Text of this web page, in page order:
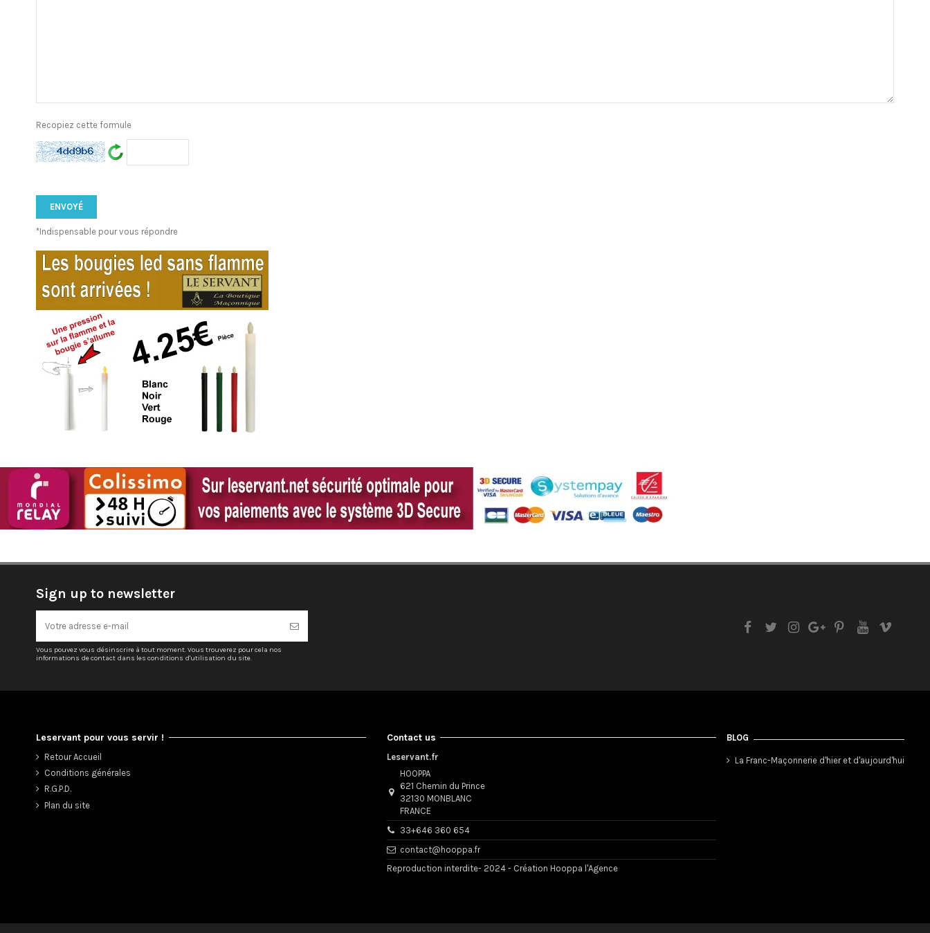
Recopiez cette formule
*Indispensable pour vous répondre
Sign up to newsletter
Vous pouvez vous désinscrire à tout moment. Vous trouverez pour cela nos
informations de contact dans les conditions d'utilisation du site.
Leservant pour vous servir !
Retour Accueil
Conditions générales
R.G.P.D.
Plan du site
Contact us
Leservant.fr
HOOPPA
621 Chemin du Prince
32130 MONBLANC
FRANCE
33+646 360 654
contact@hooppa.fr
Reproduction interdite- 2024 - Création Hooppa l'Agence
BLOG
La Franc-Maçonnerie d'hier et d'aujourd'hui